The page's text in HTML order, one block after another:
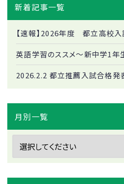
新着記事一覧
【速報】2026年度 都立高校入
英語学習のススメ～新中学1年
2026.2.2 都立推薦入試合格発
月別一覧